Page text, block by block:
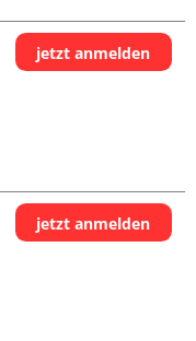
jetzt anmelden
jetzt anmelden